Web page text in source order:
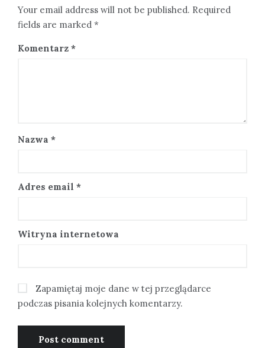
Your email address will not be published. Required
fields are marked *
Komentarz *
Nazwa *
Adres email *
Witryna internetowa
Zapamiętaj moje dane w tej przeglądarce
podczas pisania kolejnych komentarzy.